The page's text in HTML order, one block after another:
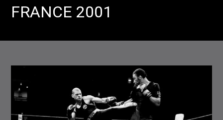
FRANCE 2001